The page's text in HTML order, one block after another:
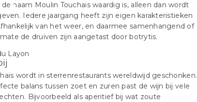
naam Moulin Touchais waardig is, alleen dan wordt
Iedere jaargang heeft zijn eigen karakteristieken
van het weer, en daarmee samenhangend of
de druiven zijn aangetast door botrytis.
wordt in sterrenrestaurants wereldwijd geschonken.
balans tussen zoet en zuren past de wijn bij vele
Bijvoorbeeld als aperitief bij wat zoute